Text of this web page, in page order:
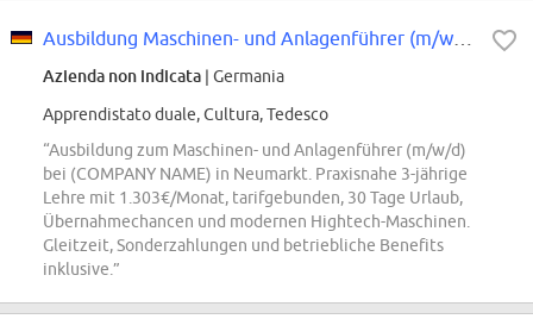
Azienda non indicata | Germania
Apprendistato duale, Cultura, Tedesco
“Ausbildung zum Maschinen- und Anlagenführer (m/w/d)
bei (COMPANY NAME) in Neumarkt. Praxisnahe 3-jährige
Lehre mit 1.303€/Monat, tarifgebunden, 30 Tage Urlaub,
Übernahmechancen und modernen Hightech-Maschinen.
Gleitzeit, Sonderzahlungen und betriebliche Benefits
inklusive.”